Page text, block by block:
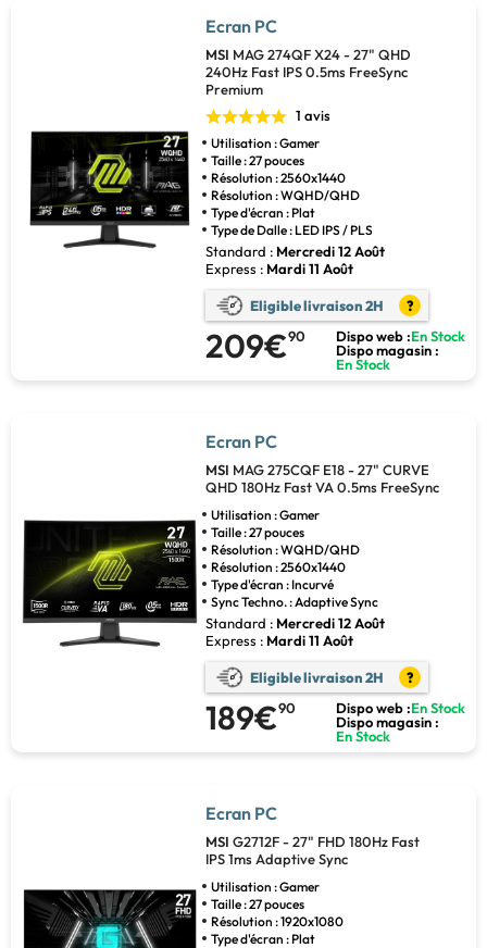
Ecran PC
MSI MAG 274QF X24 - 27" QHD
240Hz Fast IPS 0.5ms FreeSync
Premium
1 avis
Utilisation : Gamer
Taille : 27 pouces
Résolution : 2560x1440
Résolution : WQHD/QHD
Type d'écran : Plat
Type de Dalle : LED IPS / PLS
Standard : Mercredi 12 Août
Express : Mardi 11 Août
Eligible livraison 2H ?
209€90 Dispo web :En Stock
Dispo magasin :
En Stock
Ecran PC
MSI MAG 275CQF E18 - 27" CURVE
QHD 180Hz Fast VA 0.5ms FreeSync
Utilisation : Gamer
Taille : 27 pouces
Résolution : WQHD/QHD
Résolution : 2560x1440
Type d'écran : Incurvé
Sync Techno. : Adaptive Sync
Standard : Mercredi 12 Août
Express : Mardi 11 Août
Eligible livraison 2H ?
189€90 Dispo web :En Stock
Dispo magasin :
En Stock
Ecran PC
MSI G2712F - 27" FHD 180Hz Fast
IPS 1ms Adaptive Sync
Utilisation : Gamer
Taille : 27 pouces
Résolution : 1920x1080
Type d'écran : Plat